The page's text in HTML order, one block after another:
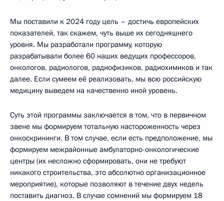
Мы поставили к 2024 году цель – достичь европейских
показателей, так скажем, чуть выше их сегодняшнего
уровня. Мы разработали программу, которую
разрабатывали более 60 наших ведущих профессоров,
онкологов, радиологов, радиофизиков, радиохимиков и так
далее. Если сумеем её реализовать, мы всю российскую
медицину выведем на качественно иной уровень.
Суть этой программы заключается в том, что в первичном
звене мы формируем тотальную настороженность через
онкоскрининги. В том случае, если есть предположение, мы
формируем межрайонные амбулаторно-онкологические
центры (их несложно сформировать, они не требуют
никакого строительства, это абсолютно организационное
мероприятие), которые позволяют в течение двух недель
поставить диагноз. В случае сомнений мы формируем 18